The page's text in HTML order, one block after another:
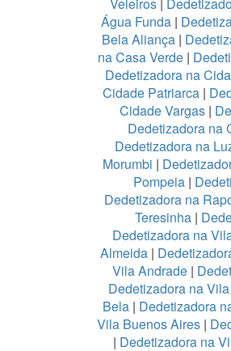
Água Funda |
Bela Aliança |
na Casa Verde|
Dedetizadora na
Cidade Patriarca|
Cidade Vargas |
Dedetizadora na
Dedetizadora na
Morumbi |
Pompeia |
Dedetizadora na
Teresinha|
Dedetizadora na
Almeida |
Vila Andrade |
Dedetizadora na
Bela| Dedetizadora
Vila Buenos Aires |
| Dedetizadora na